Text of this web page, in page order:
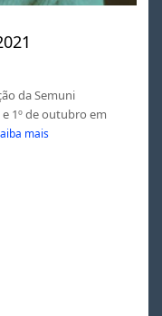
da Semuni
1º de outubro em
mais